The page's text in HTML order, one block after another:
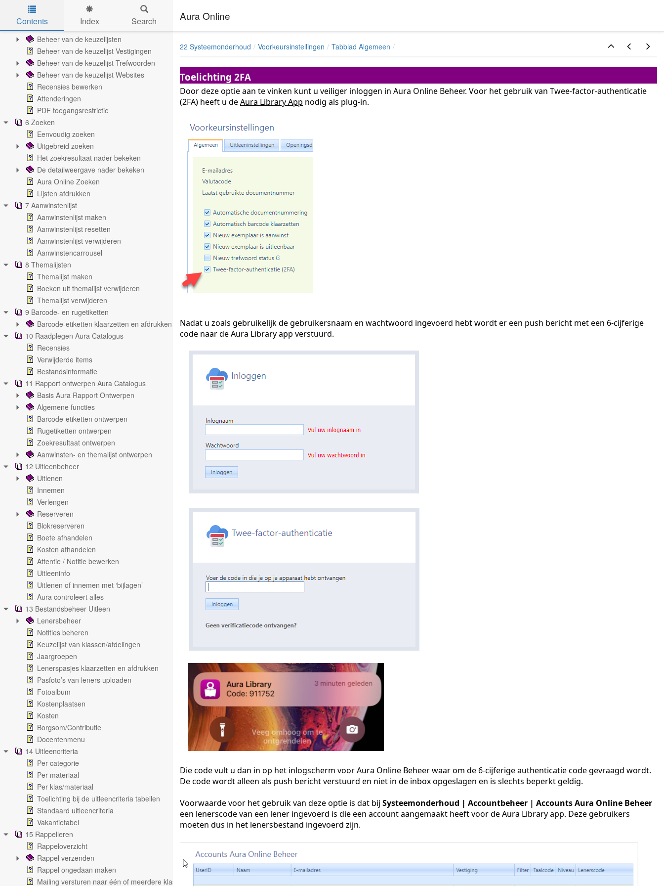
Skip to main content
Aura Online
Contents Index Search
Aura Collectiewijzer
Plankklaar Koppelen
5 Bestandsbeheer Catalogus
Beheer van de keuzelijsten
Beheer van de keuzelijst Vestigingen
Beheer van de keuzelijst Trefwoorden
Beheer van de keuzelijst Websites
Recensies bewerken
Attenderingen
PDF toegangsrestrictie
6 Zoeken
Eenvoudig zoeken
Uitgebreid zoeken
Het zoekresultaat nader bekeken
De detailweergave nader bekeken
Aura Online Zoeken
Lijsten afdrukken
7 Aanwinstenlijst
Aanwinstenlijst maken
Aanwinstenlijst resetten
Aanwinstenlijst verwijderen
Aanwinstencarrousel
8 Themalijsten
Themalijst maken
Boeken uit themalijst verwijderen
Themalijst verwijderen
9 Barcode- en rugetiketten
Barcode-etiketten klaarzetten en afdrukken
10 Raadplegen Aura Catalogus
Recensies
Verwijderde items
Bestandsinformatie
11 Rapport ontwerpen Aura Catalogus
Basis Aura Rapport Ontwerpen
Algemene functies
Barcode-etiketten ontwerpen
Rugetiketten ontwerpen
Zoekresultaat ontwerpen
Aanwinsten- en themalijst ontwerpen
12 Uitleenbeheer
Uitlenen
Innemen
Verlengen
Reserveren
Blokreserveren
Boete afhandelen
Kosten afhandelen
Attentie / Notitie bewerken
Uitleeninfo
Uitlenen of innemen met ‘bijlagen’
Aura controleert alles
13 Bestandsbeheer Uitleen
Lenersbeheer
Notities beheren
Keuzelijst van klassen/afdelingen
Jaargroepen
Lenerspasjes klaarzetten en afdrukken
Pasfoto’s van leners uploaden
Fotoalbum
Kostenplaatsen
Kosten
Borgsom/Contributie
Docentenmenu
14 Uitleencriteria
Per categorie
Per materiaal
Per klas/materiaal
Toelichting bij de uitleencriteria tabellen
Standaard uitleencriteria
Vakantietabel
15 Rappelleren
Rappeloverzicht
Rappel verzenden
Rappel ongedaan maken
Mailing versturen naar één of meerdere klassen
22 Systeemonderhoud Voorkeursinstellingen Tabblad Algemeen
Toelichting 2FA
Door deze optie aan te vinken kunt u veiliger inloggen in Aura Online Beheer. Voor het gebruik van Twee-factor-authenticatie
(2FA) heeft u deAura Library App nodig als plug-in.
Nadat u zoals gebruikelijk de gebruikersnaam en wachtwoord ingevoerd hebt wordt er een push bericht met een 6-cijferige
code naar de Aura Library app verstuurd.
Die code vult u dan in op het inlogscherm voor Aura Online Beheer waarom de 6-cijferige authenticatie code gevraagd wordt.
De code wordt alleen als push bericht verstuurd en niet in de inbox opgeslagen en is slechts beperkt geldig.
Voorwaarde voor het gebruik van deze optie is dat bij Systeemonderhoud | Accountbeheer | Accounts Aura Online Beheer
een lenerscode van een lener ingevoerd is die een account aangemaakt heeft voor de Aura Library app. Deze gebruikers
moeten dus in het lenersbestand ingevoerd zijn.